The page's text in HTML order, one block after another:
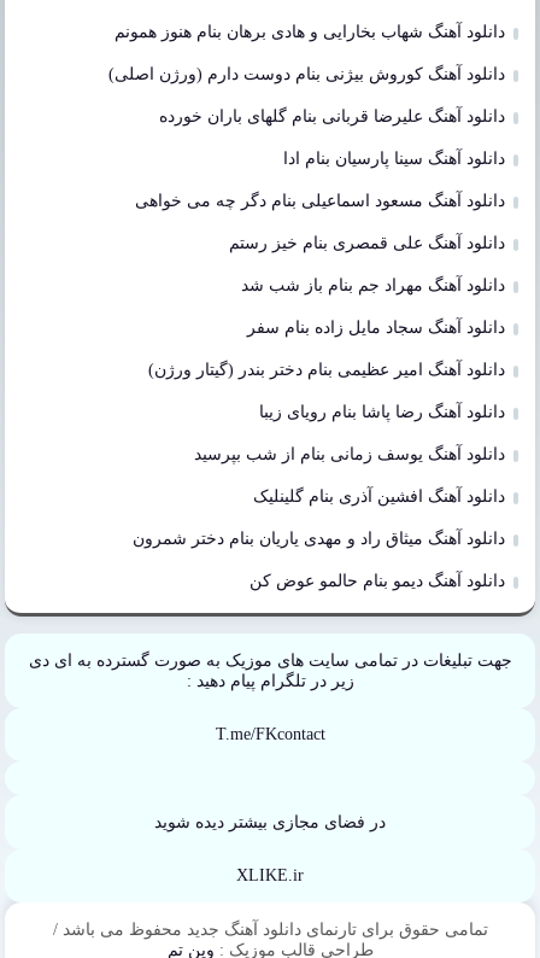
دانلود آهنگ شهاب بخارایی و هادی برهان بنام هنوز همونم
دانلود آهنگ کوروش بیژنی بنام دوست دارم (ورژن اصلی)
دانلود آهنگ علیرضا قربانی بنام گلهای باران خورده
دانلود آهنگ سینا پارسیان بنام ادا
دانلود آهنگ مسعود اسماعیلی بنام دگر چه می خواهی
دانلود آهنگ علی قمصری بنام خیز رستم
دانلود آهنگ مهراد جم بنام باز شب شد
دانلود آهنگ سجاد مایل زاده بنام سفر
دانلود آهنگ امیر عظیمی بنام دختر بندر (گیتار ورژن)
دانلود آهنگ رضا پاشا بنام رویای زیبا
دانلود آهنگ یوسف زمانی بنام از شب بپرسید
دانلود آهنگ افشین آذری بنام گلینلیک
دانلود آهنگ میثاق راد و مهدی یاریان بنام دختر شمرون
دانلود آهنگ دیمو بنام حالمو عوض کن
جهت تبلیغات در تمامی سایت های موزیک به صورت گسترده به ای دی
زیر در تلگرام پیام دهید :
T.me/FKcontact
در فضای مجازی بیشتر دیده شوید
XLIKE.ir
تمامی حقوق برای تارنمای دانلود آهنگ جدید محفوظ می باشد /
طراحی قالب موزیک : وین تم